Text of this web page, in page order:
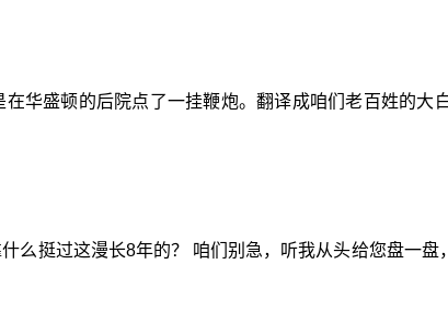
华盛顿的后院点了一挂鞭炮。翻译成咱们老百姓的大
么挺过这漫长8年的？ 咱们别急，听我从头给您盘一盘